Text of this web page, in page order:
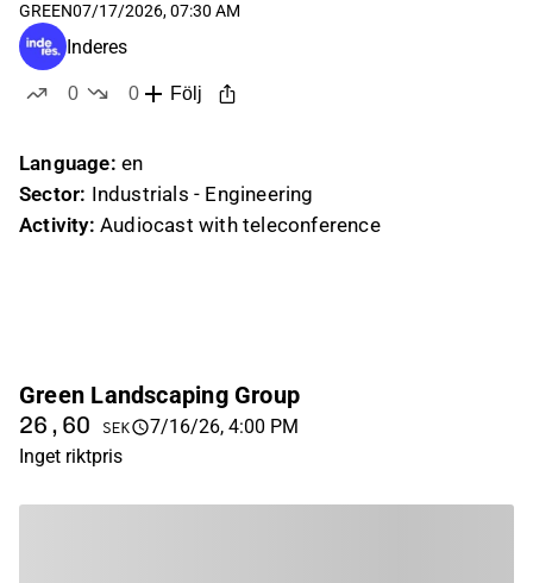
GREEN07/17/2026, 07:30 AM
Inderes
0
0
Följ
Language: en
Sector: Industrials - Engineering
Activity: Audiocast with teleconference
Green Landscaping Group
26,60 SEK
7/16/26, 4:00 PM
Inget riktpris